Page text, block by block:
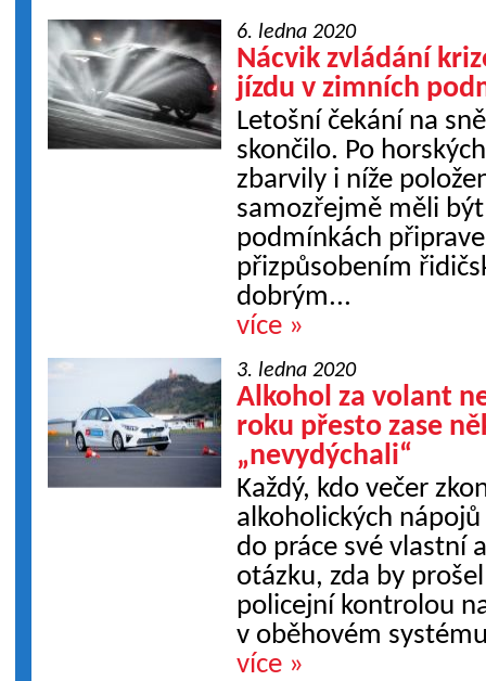
6. ledna 2020
Nácvik zvládání
jízdu v zimních
Letošní čekání na
skončilo. Po
zbarvily i níže
samozřejmě měli
podmínkách
přizpůsobením
dobrým...
více »
3. ledna 2020
Alkohol za volant
roku přesto zase
„nevydýchali“
Každý, kdo večer
alkoholických
do práce své vlastní
otázku, zda by
policejní kontrolou
v oběhovém
více »